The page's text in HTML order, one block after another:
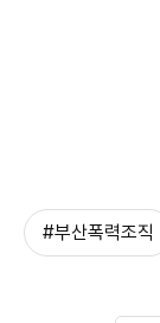
#부산폭력조직